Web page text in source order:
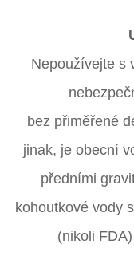
Nepoužívejte s
bez přiměřené
jinak, je obecní
předními
kohoutkové vody
(nikoli